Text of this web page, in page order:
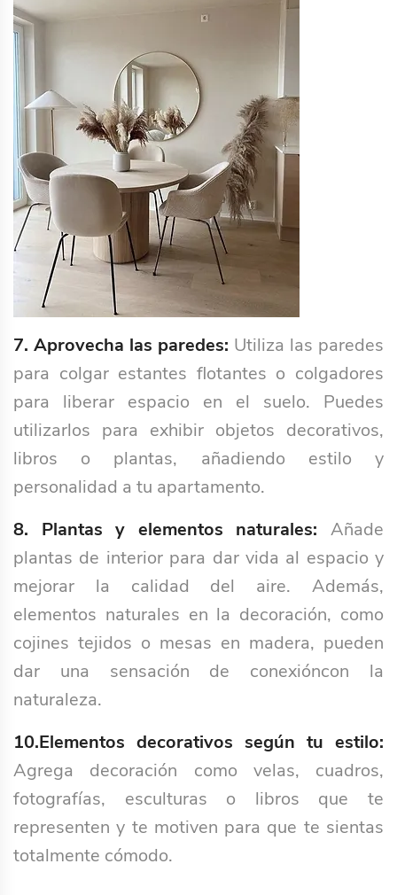
7. Aprovecha las paredes: Utiliza las paredes
para colgar estantes flotantes o colgadores
para liberar espacio en el suelo. Puedes
utilizarlos para exhibir objetos decorativos,
libros o plantas, añadiendo estilo y
personalidad a tu apartamento.
8. Plantas y elementos naturales: Añade
plantas de interior para dar vida al espacio y
mejorar la calidad del aire. Además,
elementos naturales en la decoración, como
cojines tejidos o mesas en madera, pueden
dar una sensación de conexióncon la
naturaleza.
10.Elementos decorativos según tu estilo:
Agrega decoración como velas, cuadros,
fotografías, esculturas o libros que te
representen y te motiven para que te sientas
totalmente cómodo.